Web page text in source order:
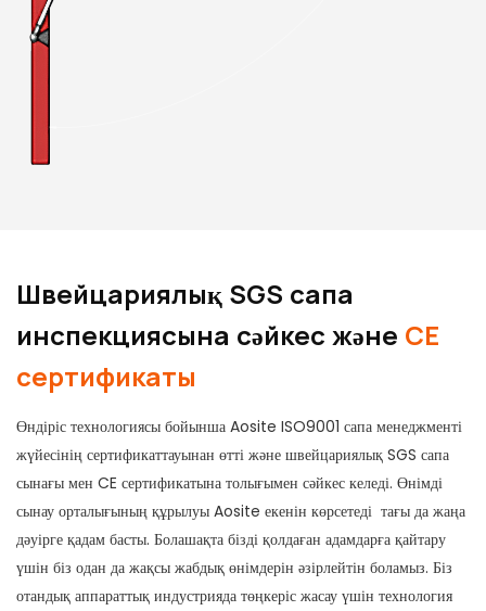
Швейцариялық SGS сапа
инспекциясына сәйкес және CE
сертификаты
Өндіріс технологиясы бойынша Aosite ISO9001 сапа менеджменті
жүйесінің сертификаттауынан өтті және швейцариялық SGS сапа
сынағы мен CE сертификатына толығымен сәйкес келеді. Өнімді
сынау орталығының құрылуы Aosite екенін көрсетеді тағы да жаңа
дәуірге қадам басты. Болашақта бізді қолдаған адамдарға қайтару
үшін біз одан да жақсы жабдық өнімдерін әзірлейтін боламыз. Біз
отандық аппараттық индустрияда төңкеріс жасау үшін технология